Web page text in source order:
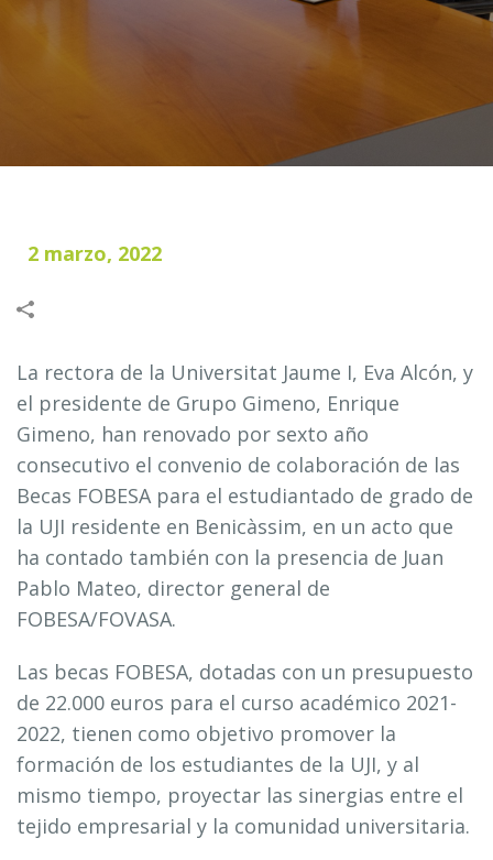
2 marzo, 2022
La rectora de la Universitat Jaume I, Eva Alcón, y
el presidente de Grupo Gimeno, Enrique
Gimeno, han renovado por sexto año
consecutivo el convenio de colaboración de las
Becas FOBESApara el estudiantado de grado de
la UJI residente en Benicàssim, en un acto que
ha contado también con la presencia de Juan
Pablo Mateo, director general de
FOBESA/FOVASA.
Las becas FOBESA, dotadas con un presupuesto
de 22.000 euros para el curso académico 2021-
2022, tienen como objetivo promover la
formación de los estudiantes de la UJI, y al
mismo tiempo, proyectar las sinergias entre el
tejido empresarial y la comunidad universitaria.